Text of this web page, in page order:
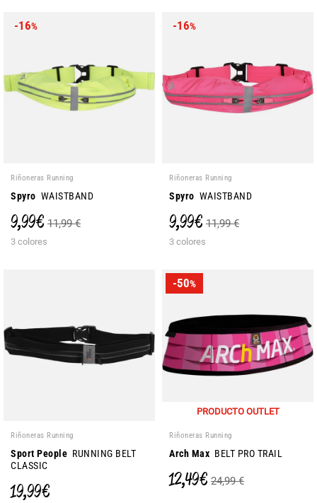
-16%
Riñoneras Running
Spyro WAISTBAND
9,99 € 11,99 €
3 colores
-16%
Riñoneras Running
Spyro WAISTBAND
9,99 € 11,99 €
3 colores
Riñoneras Running
Sport People RUNNING BELT
CLASSIC
19,99 €
-50%
PRODUCTO OUTLET
Riñoneras Running
Arch Max BELT PRO TRAIL
12,49 € 24,99 €